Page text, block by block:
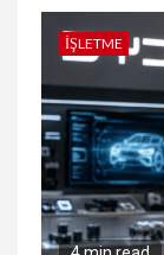
İŞLETME